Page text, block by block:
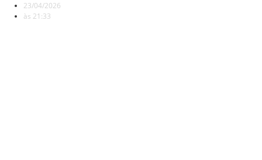
23/04/2026
às 21:33